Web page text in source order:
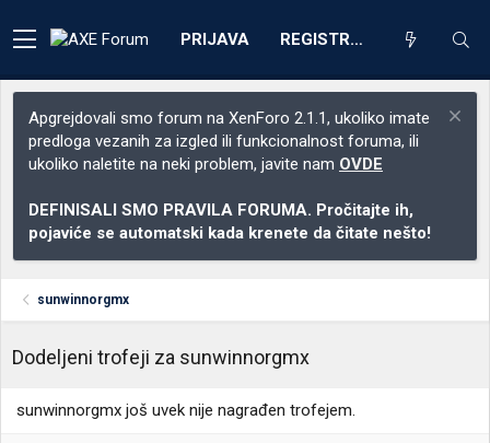
PRIJAVA REGISTRACIJA
Apgrejdovali smo forum na XenForo 2.1.1, ukoliko imate
predloga vezanih za izgled ili funkcionalnost foruma, ili
ukoliko naletite na neki problem, javite nam OVDE
DEFINISALI SMO PRAVILA FORUMA. Pročitajte ih,
pojaviće se automatski kada krenete da čitate nešto!
sunwinnorgmx
Dodeljeni trofeji za sunwinnorgmx
sunwinnorgmx još uvek nije nagrađen trofejem.